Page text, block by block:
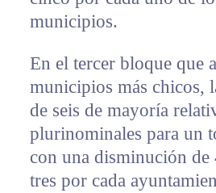
municipios.
En el tercer bloque que
municipios más chicos,
de seis de mayoría
plurinominales para un
con una disminución de
tres por cada